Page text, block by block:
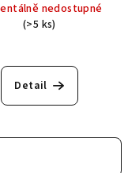
nedostupné
(>5 ks)
Detail